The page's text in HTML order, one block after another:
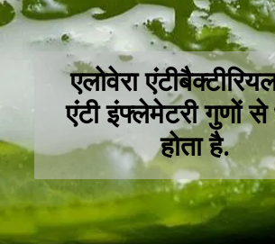
एलोवेरा
एंटी इंफ्लेमेटरी गुणों से
होता है.